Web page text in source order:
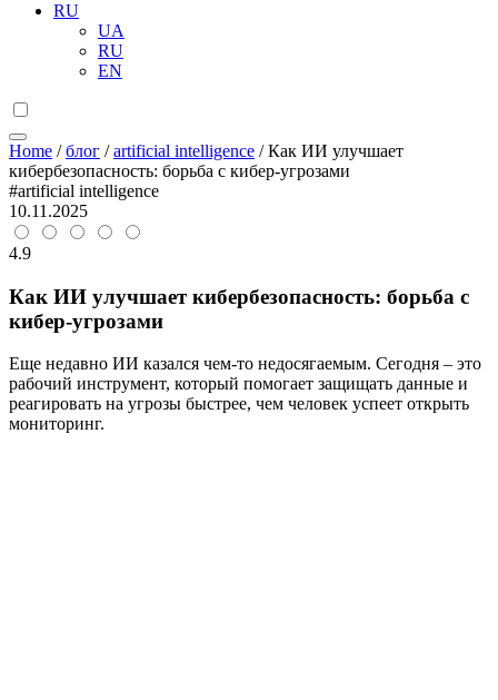
RU
UA
RU
EN
Home /блог /artificial intelligence /Как ИИ улучшает
кибербезопасность: борьба с кибер-угрозами
#artificial intelligence
10.11.2025
4.9
Как ИИ улучшает кибербезопасность: борьба с
кибер-угрозами
Еще недавно ИИ казался чем-то недосягаемым. Сегодня – это
рабочий инструмент, который помогает защищать данные и
реагировать на угрозы быстрее, чем человек успеет открыть
мониторинг.